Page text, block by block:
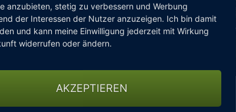
anzubieten, stetig zu verbessern und Werbung
der Interessen der Nutzer anzuzeigen. Ich bin damit
und kann meine Einwilligung jederzeit mit Wirkung
widerrufen oder ändern.
AKZEPTIEREN